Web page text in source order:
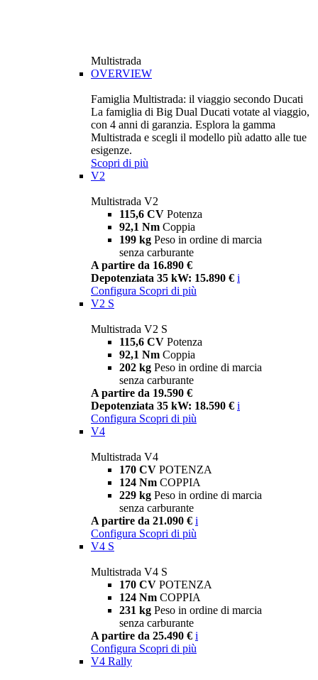
Multistrada
OVERVIEW
Famiglia Multistrada: il viaggio secondo Ducati
La famiglia di Big Dual Ducati votate al viaggio,
con 4 anni di garanzia. Esplora la gamma
Multistrada e scegli il modello più adatto alle tue
esigenze.
Scopri di più
V2
Multistrada V2
115,6 CV Potenza
92,1 Nm Coppia
199 kg Peso in ordine di marcia
senza carburante
A partire da 16.890 €
Depotenziata 35 kW: 15.890 € i
Configura Scopri di più
V2 S
Multistrada V2 S
115,6 CV Potenza
92,1 Nm Coppia
202 kg Peso in ordine di marcia
senza carburante
A partire da 19.590 €
Depotenziata 35 kW: 18.590 € i
Configura Scopri di più
V4
Multistrada V4
170 CV POTENZA
124 Nm COPPIA
229 kg Peso in ordine di marcia
senza carburante
A partire da 21.090 € i
Configura Scopri di più
V4 S
Multistrada V4 S
170 CV POTENZA
124 Nm COPPIA
231 kg Peso in ordine di marcia
senza carburante
A partire da 25.490 € i
Configura Scopri di più
V4 Rally